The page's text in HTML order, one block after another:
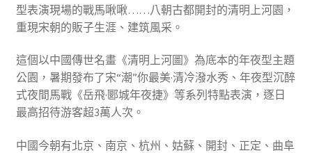
型表演現場的戰馬啾啾……八朝古都開封的清明上河園，
重現宋朝的販子生涯、建筑風采。
這個以中國傳世名畫《清明上河圖》為底本的年夜型主題
公園，暑期發布了宋“潮”你最美·清冷潑水秀、年夜型沉醉
式夜間馬戰《岳飛·郾城年夜捷》等系列特點表演，逐日
最高招待游客超3萬人次。
中國今朝有北京、南京、杭州、姑蘇、開封、正定、曲阜